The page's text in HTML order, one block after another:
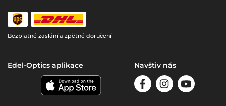
Bezplatné zaslání a zpětné doručení
Edel-Optics aplikace Navštiv nás